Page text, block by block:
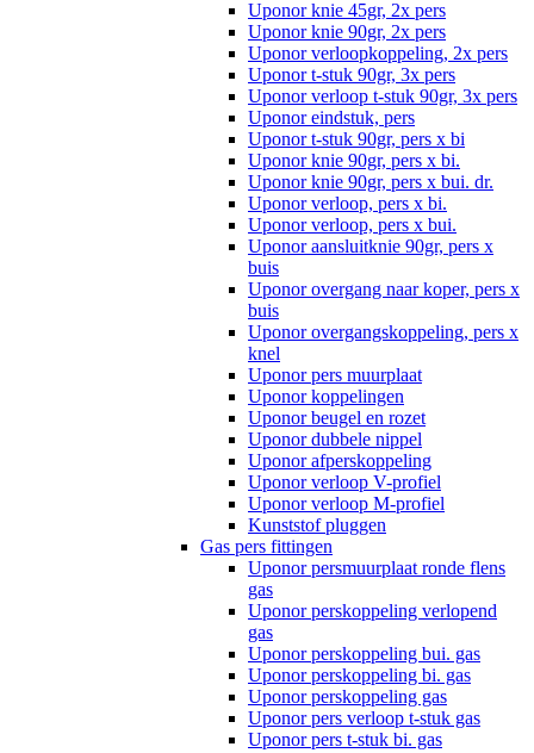
Uponor knie 45gr, 2x pers
Uponor knie 90gr, 2x pers
Uponor verloopkoppeling, 2x pers
Uponor t-stuk 90gr, 3x pers
Uponor verloop t-stuk 90gr, 3x pers
Uponor eindstuk, pers
Uponor t-stuk 90gr, pers x bi
Uponor knie 90gr, pers x bi.
Uponor knie 90gr, pers x bui. dr.
Uponor verloop, pers x bi.
Uponor verloop, pers x bui.
Uponor aansluitknie 90gr, pers x
buis
Uponor overgang naar koper, pers x
buis
Uponor overgangskoppeling, pers x
knel
Uponor pers muurplaat
Uponor koppelingen
Uponor beugel en rozet
Uponor dubbele nippel
Uponor afperskoppeling
Uponor verloop V-profiel
Uponor verloop M-profiel
Kunststof pluggen
Gas pers fittingen
Uponor persmuurplaat ronde flens
gas
Uponor perskoppeling verlopend
gas
Uponor perskoppeling bui. gas
Uponor perskoppeling bi. gas
Uponor perskoppeling gas
Uponor pers verloop t-stuk gas
Uponor pers t-stuk bi. gas